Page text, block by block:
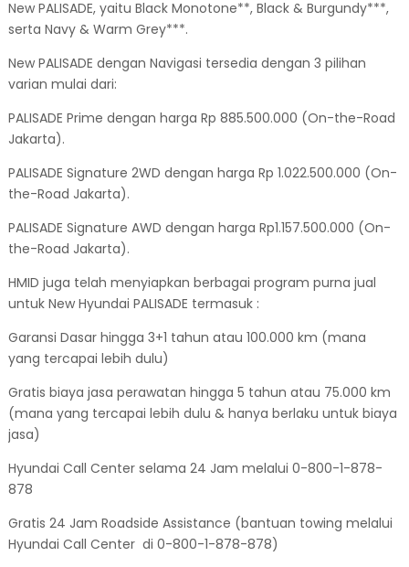
New PALISADE, yaitu Black Monotone**, Black & Burgundy***,
serta Navy & Warm Grey***.
New PALISADE dengan Navigasi tersedia dengan 3 pilihan
varian mulai dari:
PALISADE Prime dengan harga Rp 885.500.000 (On-the-Road
Jakarta).
PALISADE Signature 2WD dengan harga Rp 1.022.500.000 (On-
the-Road Jakarta).
PALISADE Signature AWD dengan harga Rp1.157.500.000 (On-
the-Road Jakarta).
HMID juga telah menyiapkan berbagai program purna jual
untuk New Hyundai PALISADE termasuk :
Garansi Dasar hingga 3+1 tahun atau 100.000 km (mana
yang tercapai lebih dulu)
Gratis biaya jasa perawatan hingga 5 tahun atau 75.000 km
(mana yang tercapai lebih dulu & hanya berlaku untuk biaya
jasa)
Hyundai Call Center selama 24 Jam melalui 0-800-1-878-
878
Gratis 24 Jam Roadside Assistance (bantuan towing melalui
Hyundai Call Center di 0-800-1-878-878)